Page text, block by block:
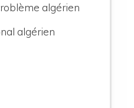
algérien
algérien